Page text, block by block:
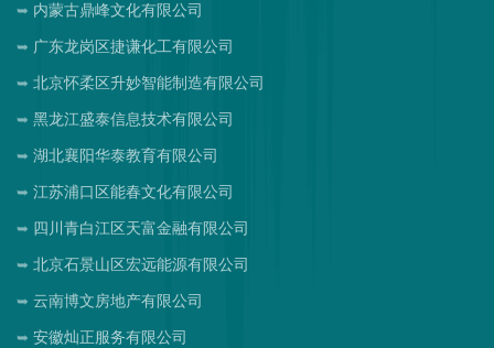
内蒙古鼎峰文化有限公司
广东龙岗区捷谦化工有限公司
北京怀柔区升妙智能制造有限公司
黑龙江盛泰信息技术有限公司
湖北襄阳华泰教育有限公司
江苏浦口区能春文化有限公司
四川青白江区天富金融有限公司
北京石景山区宏远能源有限公司
云南博文房地产有限公司
安徽灿正服务有限公司